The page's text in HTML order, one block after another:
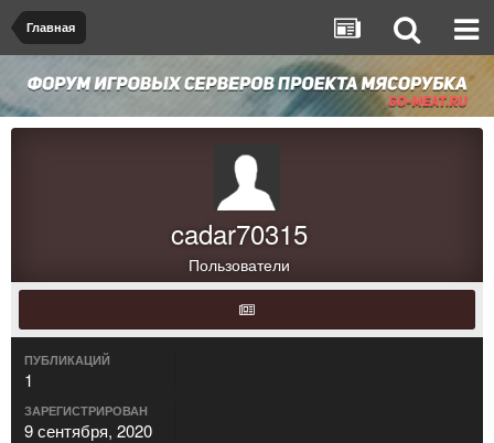
Главная
cadar70315
Пользователи
ПУБЛИКАЦИЙ
1
ЗАРЕГИСТРИРОВАН
9 сентября, 2020